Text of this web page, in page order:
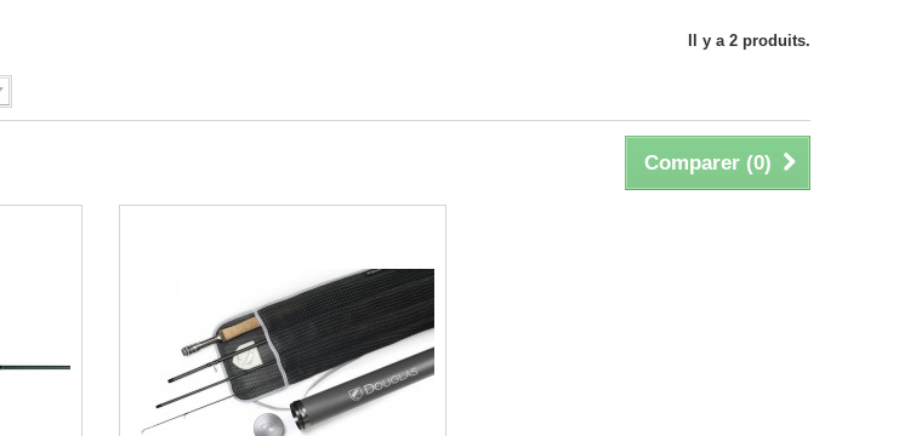
Il y a 2 produits.
Comparer (0)